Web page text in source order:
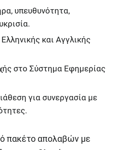
υπευθυνότητα,
και Αγγλικής
στο Σύστημα Εφημερίας
για συνεργασία με
πακέτο απολαβών με